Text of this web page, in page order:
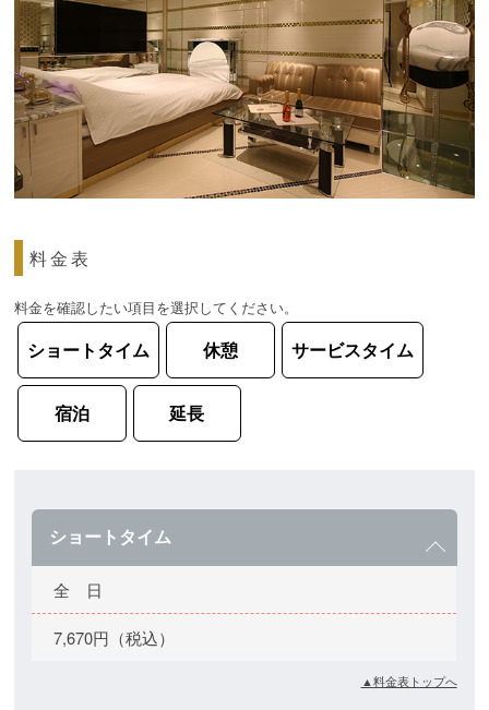
料金表
料金を確認したい項目を選択してください。
ショートタイム 休憩 サービスタイム
宿泊 延長
ショートタイム
全 日
7,670円（税込）
▲料金表トップへ